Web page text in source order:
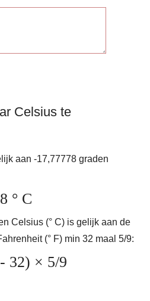
Celsius te
aan -17,77778 graden
° C
Celsius (° C) is gelijk aan de
(° F) min 32 maal 5/9:
- 32) × 5/9